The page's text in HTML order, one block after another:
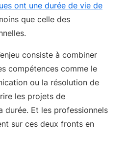
ont une durée de vie de
que celle des
consiste à combiner
compétences comme le
ou la résolution de
les projets de
durée. Et les professionnels
sur ces deux fronts en